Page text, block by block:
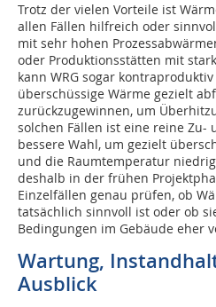
Trotz der vielen Vorteile ist
allen Fällen hilfreich oder
mit sehr hohen
oder Produktionsstätten mit
kann WRG sogar
überschüssige Wärme gezielt
zurückzugewinnen, um
solchen Fällen ist eine reine Zu-
bessere Wahl, um gezielt
und die Raumtemperatur
deshalb in der frühen
Einzelfällen genau prüfen, ob
tatsächlich sinnvoll ist oder ob
Bedingungen im Gebäude eher
Wartung,
Ausblick